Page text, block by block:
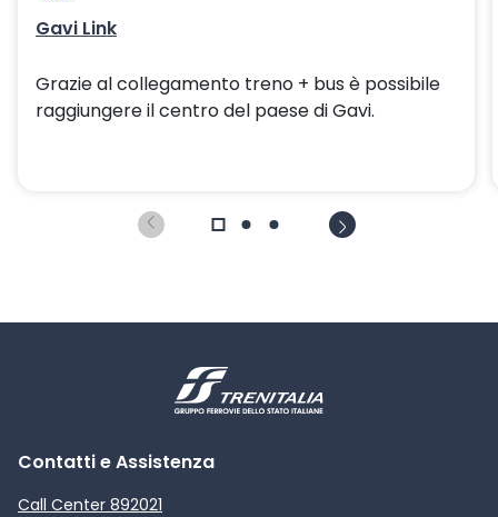
Gavi Link
Grazie al collegamento treno + bus è possibile
raggiungere il centro del paese di Gavi.
Contatti e Assistenza
Call Center 892021